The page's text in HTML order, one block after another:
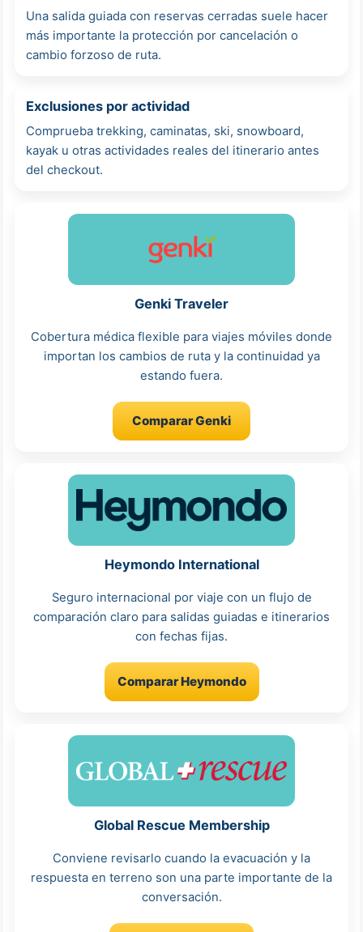
Una salida guiada con reservas cerradas suele hacer
más importante la protección por cancelación o
cambio forzoso de ruta.
Exclusiones por actividad
Comprueba trekking, caminatas, ski, snowboard,
kayak u otras actividades reales del itinerario antes
del checkout.
Genki Traveler
Cobertura médica flexible para viajes móviles donde
importan los cambios de ruta y la continuidad ya
estando fuera.
Comparar Genki
Heymondo International
Seguro internacional por viaje con un flujo de
comparación claro para salidas guiadas e itinerarios
con fechas fijas.
Comparar Heymondo
Global Rescue Membership
Conviene revisarlo cuando la evacuación y la
respuesta en terreno son una parte importante de la
conversación.